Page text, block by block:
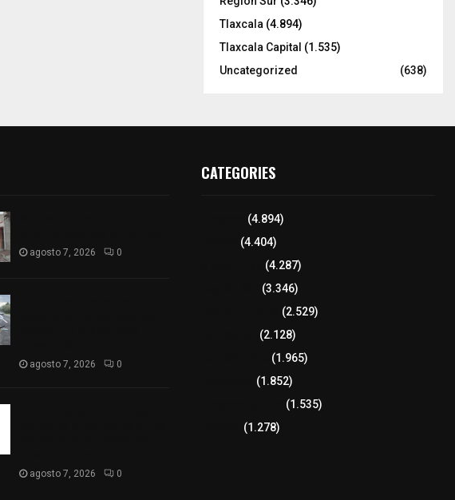
Tlaxcala (4.894)
Tlaxcala Capital (1.535)
Uncategorized
(638)
agosto 7, 2026 0
agosto 7, 2026 0
agosto 7, 2026 0
CATEGORIES
(4.894)
(4.404)
(4.287)
(3.346)
(2.529)
(2.128)
(1.965)
(1.852)
(1.535)
(1.278)